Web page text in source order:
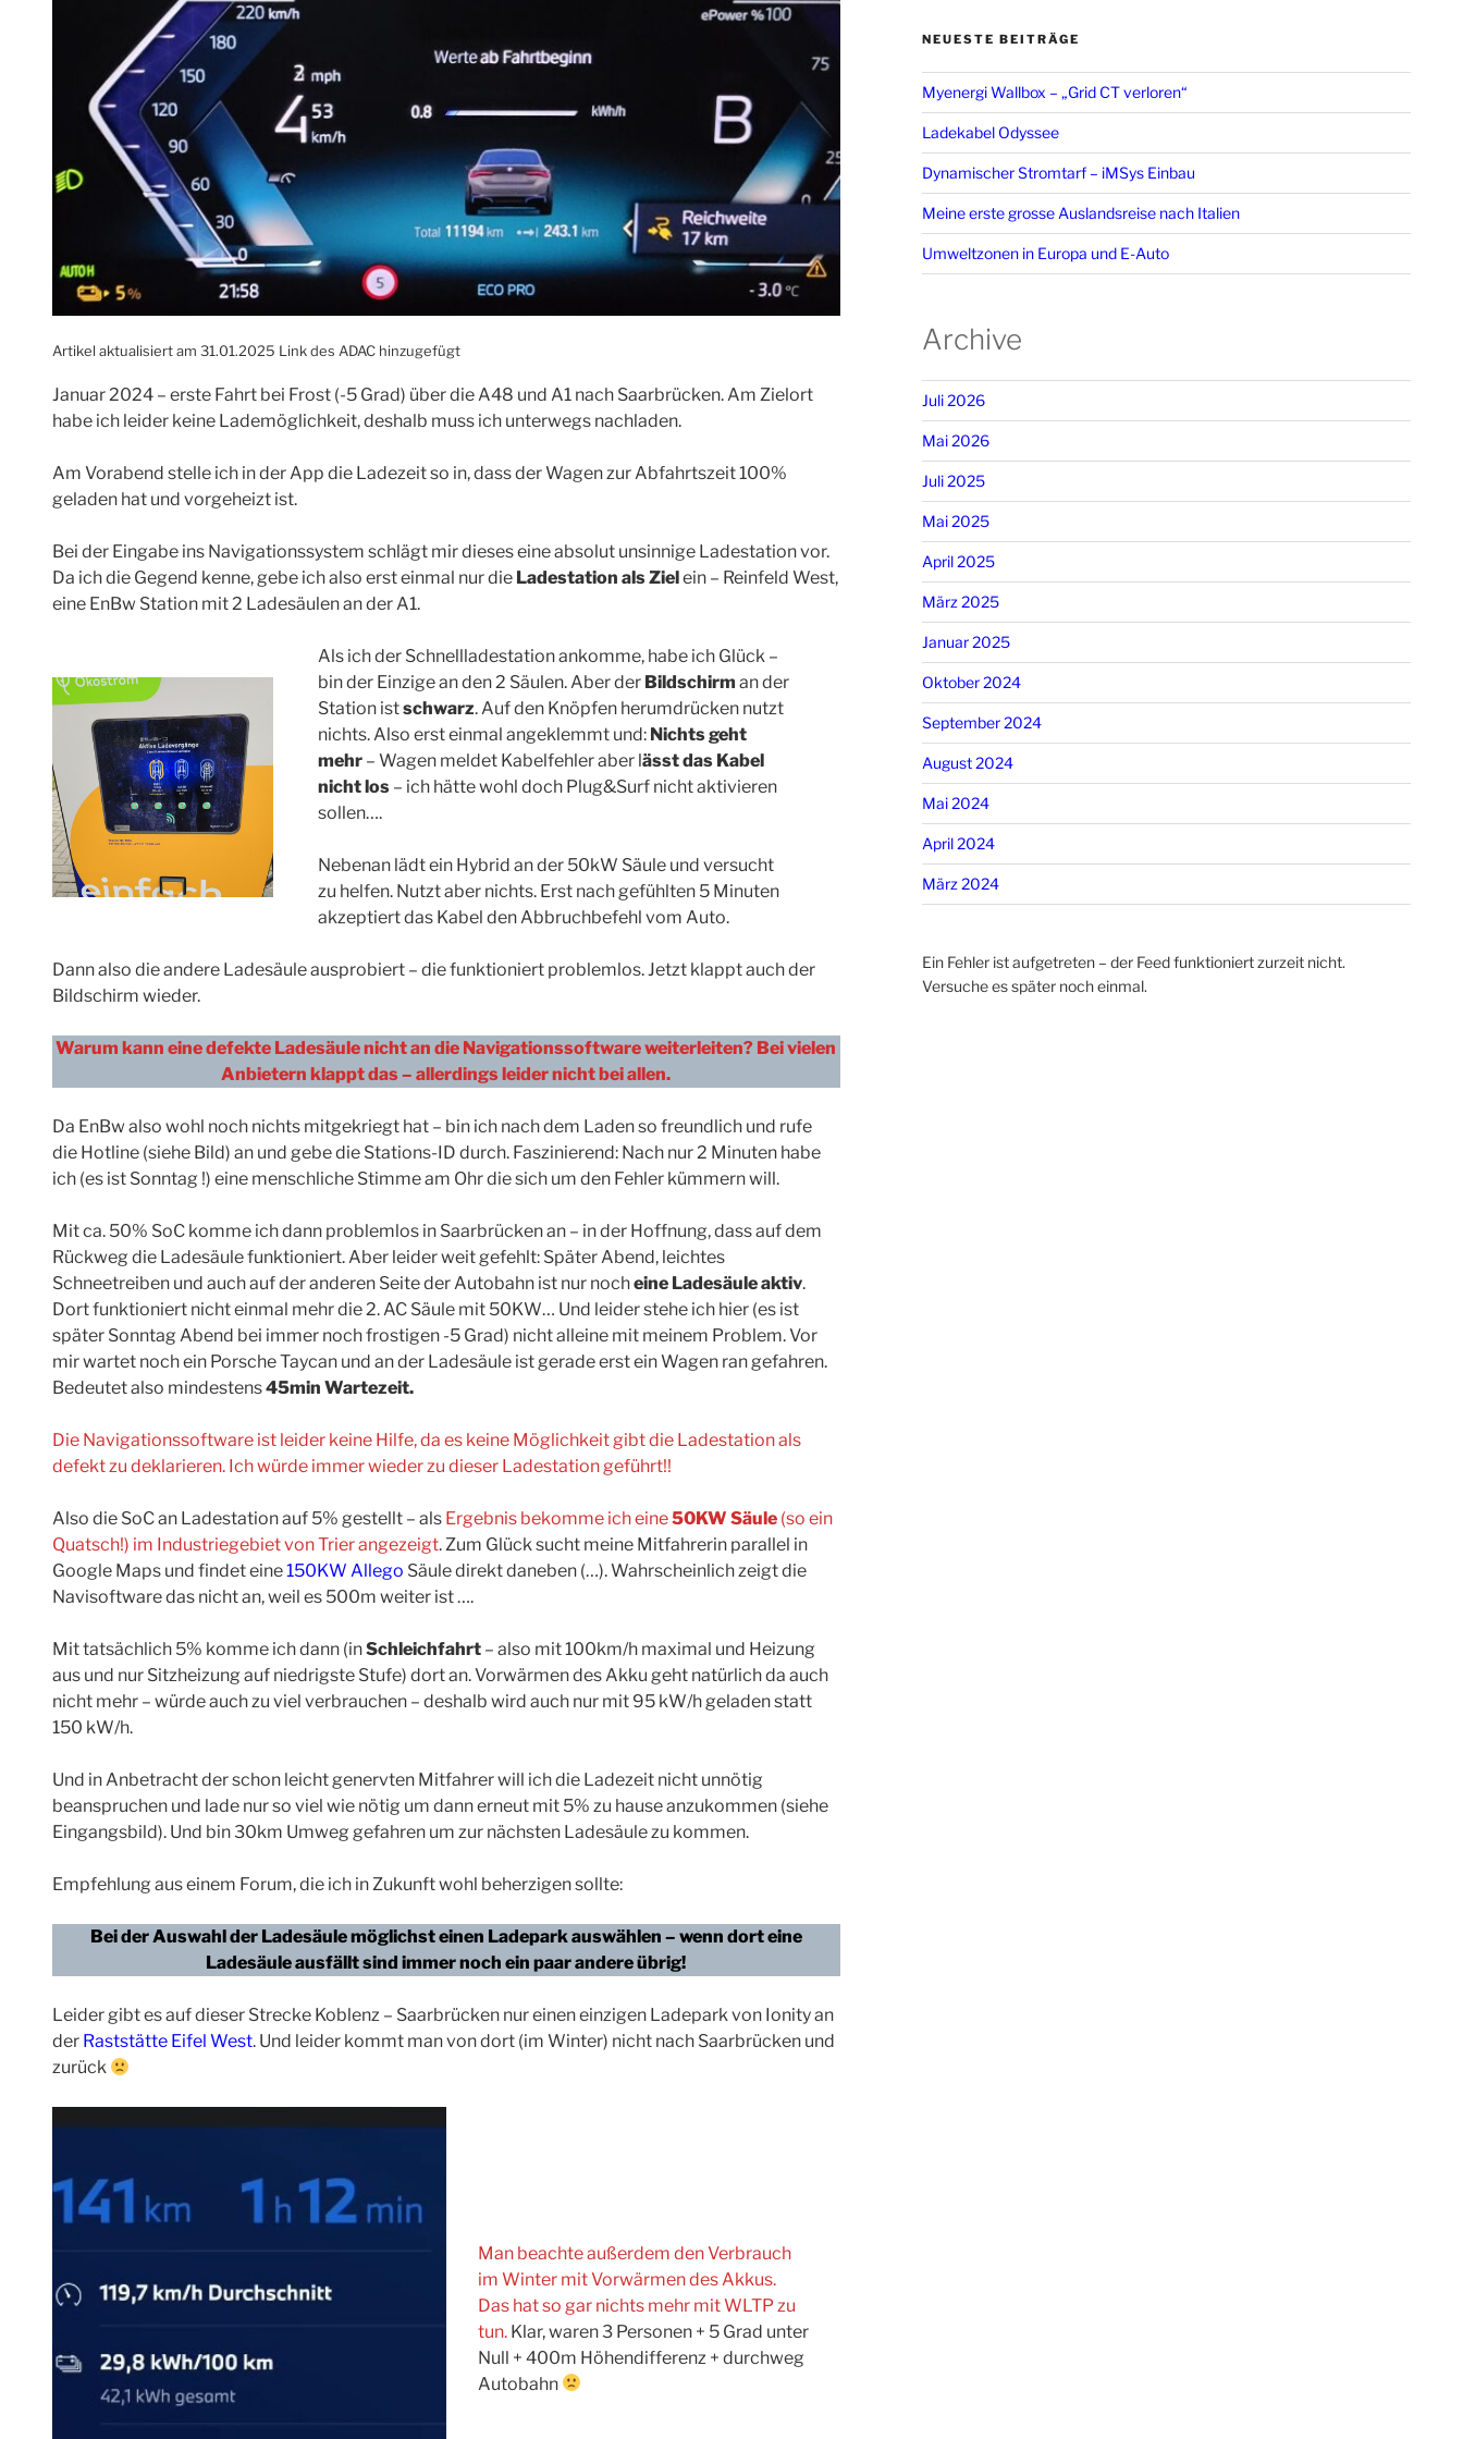
Artikel aktualisiert am 31.01.2025 Link des ADAC hinzugefügt
Januar 2024 – erste Fahrt bei Frost (-5 Grad) über die A48 und A1 nach Saarbrücken. Am Zielort
habe ich leider keine Lademöglichkeit, deshalb muss ich unterwegs nachladen.
Am Vorabend stelle ich in der App die Ladezeit so in, dass der Wagen zur Abfahrtszeit 100%
geladen hat und vorgeheizt ist.
Bei der Eingabe ins Navigationssystem schlägt mir dieses eine absolut unsinnige Ladestation vor.
Da ich die Gegend kenne, gebe ich also erst einmal nur die Ladestation als Zielein – Reinfeld West,
eine EnBw Station mit 2 Ladesäulen an der A1.
Als ich der Schnellladestation ankomme, habe ich Glück –
bin der Einzige an den 2 Säulen. Aber der Bildschirman der
Station istschwarz. Auf den Knöpfen herumdrücken nutzt
nichts. Also erst einmal angeklemmt und: Nichts geht
mehr – Wagen meldet Kabelfehler aber lässt das Kabel
nicht los – ich hätte wohl doch Plug&Surf nicht aktivieren
sollen….
Nebenan lädt ein Hybrid an der 50kW Säule und versucht
zu helfen. Nutzt aber nichts. Erst nach gefühlten 5 Minuten
akzeptiert das Kabel den Abbruchbefehl vom Auto.
Dann also die andere Ladesäule ausprobiert – die funktioniert problemlos. Jetzt klappt auch der
Bildschirm wieder.
Warum kann eine defekte Ladesäule nicht an die Navigationssoftware weiterleiten? Bei vielen
Anbietern klappt das – allerdings leider nicht bei allen.
Da EnBw also wohl noch nichts mitgekriegt hat – bin ich nach dem Laden so freundlich und rufe
die Hotline (siehe Bild) an und gebe die Stations-ID durch. Faszinierend: Nach nur 2 Minuten habe
ich (es ist Sonntag !) eine menschliche Stimme am Ohr die sich um den Fehler kümmern will.
Mit ca. 50% SoC komme ich dann problemlos in Saarbrücken an – in der Hoffnung, dass auf dem
Rückweg die Ladesäule funktioniert. Aber leider weit gefehlt: Später Abend, leichtes
Schneetreiben und auch auf der anderen Seite der Autobahn ist nur nocheine Ladesäule aktiv.
Dort funktioniert nicht einmal mehr die 2. AC Säule mit 50KW… Und leider stehe ich hier (es ist
später Sonntag Abend bei immer noch frostigen -5 Grad) nicht alleine mit meinem Problem. Vor
mir wartet noch ein Porsche Taycan und an der Ladesäule ist gerade erst ein Wagen ran gefahren.
Bedeutet also mindestens45min Wartezeit.
Die Navigationssoftware ist leider keine Hilfe, da es keine Möglichkeit gibt die Ladestation als
defekt zu deklarieren. Ich würde immer wieder zu dieser Ladestation geführt!!
Also die SoC an Ladestation auf 5% gestellt – als Ergebnis bekomme ich eine50KW Säule (so ein
Quatsch!) im Industriegebiet von Trier angezeigt. Zum Glück sucht meine Mitfahrerin parallel in
Google Maps und findet eine150KW Allego Säule direkt daneben (…). Wahrscheinlich zeigt die
Navisoftware das nicht an, weil es 500m weiter ist ….
Mit tatsächlich 5% komme ich dann (inSchleichfahrt – also mit 100km/h maximal und Heizung
aus und nur Sitzheizung auf niedrigste Stufe) dort an. Vorwärmen des Akku geht natürlich da auch
nicht mehr – würde auch zu viel verbrauchen – deshalb wird auch nur mit 95 kW/h geladen statt
150 kW/h.
Und in Anbetracht der schon leicht genervten Mitfahrer will ich die Ladezeit nicht unnötig
beanspruchen und lade nur so viel wie nötig um dann erneut mit 5% zu hause anzukommen (siehe
Eingangsbild). Und bin 30km Umweg gefahren um zur nächsten Ladesäule zu kommen.
Empfehlung aus einem Forum, die ich in Zukunft wohl beherzigen sollte:
Bei der Auswahl der Ladesäule möglichst einen Ladepark auswählen – wenn dort eine
Ladesäule ausfällt sind immer noch ein paar andere übrig!
Leider gibt es auf dieser Strecke Koblenz – Saarbrücken nur einen einzigen Ladepark von Ionity an
der Raststätte Eifel West. Und leider kommt man von dort (im Winter) nicht nach Saarbrücken und
zurück
Man beachte außerdem den Verbrauch
im Winter mit Vorwärmen des Akkus.
Das hat so gar nichts mehr mit WLTP zu
tun. Klar, waren 3 Personen + 5 Grad unter
Null + 400m Höhendifferenz + durchweg
Autobahn
NEUESTE BEITRÄGE
Myenergi Wallbox – „Grid CT verloren“
Ladekabel Odyssee
Dynamischer Stromtarf – iMSys Einbau
Meine erste grosse Auslandsreise nach Italien
Umweltzonen in Europa und E-Auto
Archive
Juli 2026
Mai 2026
Juli 2025
Mai 2025
April 2025
März 2025
Januar 2025
Oktober 2024
September 2024
August 2024
Mai 2024
April 2024
März 2024
Ein Fehler ist aufgetreten – der Feed funktioniert zurzeit nicht.
Versuche es später noch einmal.